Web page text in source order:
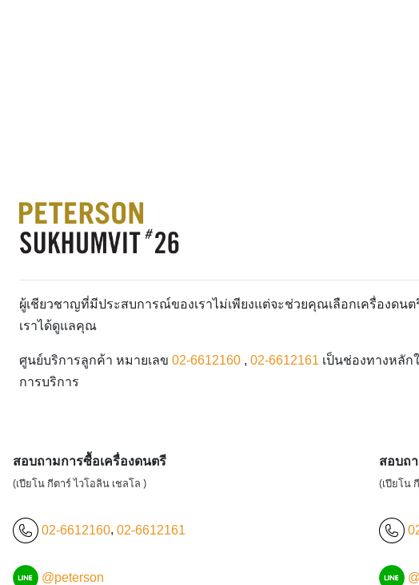
ผู้เชียวชาญที่มีประสบการณ์ของเราไม่เพียงแต่จะช่วยคุณเลือกเครื่องด
เราได้ดูแลคุณ
ศูนย์บริการลูกค้า หมายเลข 02-6612160 , 02-6612161 เป็นช่องทางหลั
การบริการ
สอบถามการซื้อเครื่องดนตรี
(เปียโน กีตาร์ ไวโอลิน เชลโล )
02-6612160, 02-6612161
@peterson
สอบถ
(เปียโน